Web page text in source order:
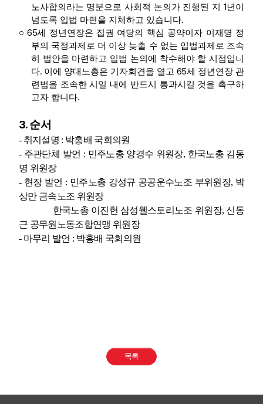
노사합의라는 명분으로 사회적 논의가 진행된 지 1년이
넘도록 입법 마련을 지체하고 있습니다.
○65세 정년연장은 집권 여당의 핵심 공약이자 이재명 정
부의 국정과제로 더 이상 늦출 수 없는 입법과제로 조속
히 법안을 마련하고 입법 논의에 착수해야 할 시점입니
다. 이에 양대노총은 기자회견을 열고65세 정년연장 관
련법을 조속한 시일 내에 반드시 통과시킬 것을 촉구하
고자 합니다.
3.순서
- 취지설명 : 박홍배 국회의원
- 주관단체 발언 : 민주노총 양경수 위원장, 한국노총 김동
명 위원장
- 현장 발언 : 민주노총 강성규 공공운수노조 부위원장, 박
상만 금속노조 위원장
한국노총 이진헌 삼성웰스토리노조 위원장, 신동
근 공무원노동조합연맹 위원장
- 마무리 발언 : 박홍배 국회의원
목록